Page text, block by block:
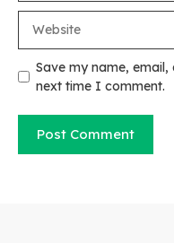
Save my name,
next time I comment.